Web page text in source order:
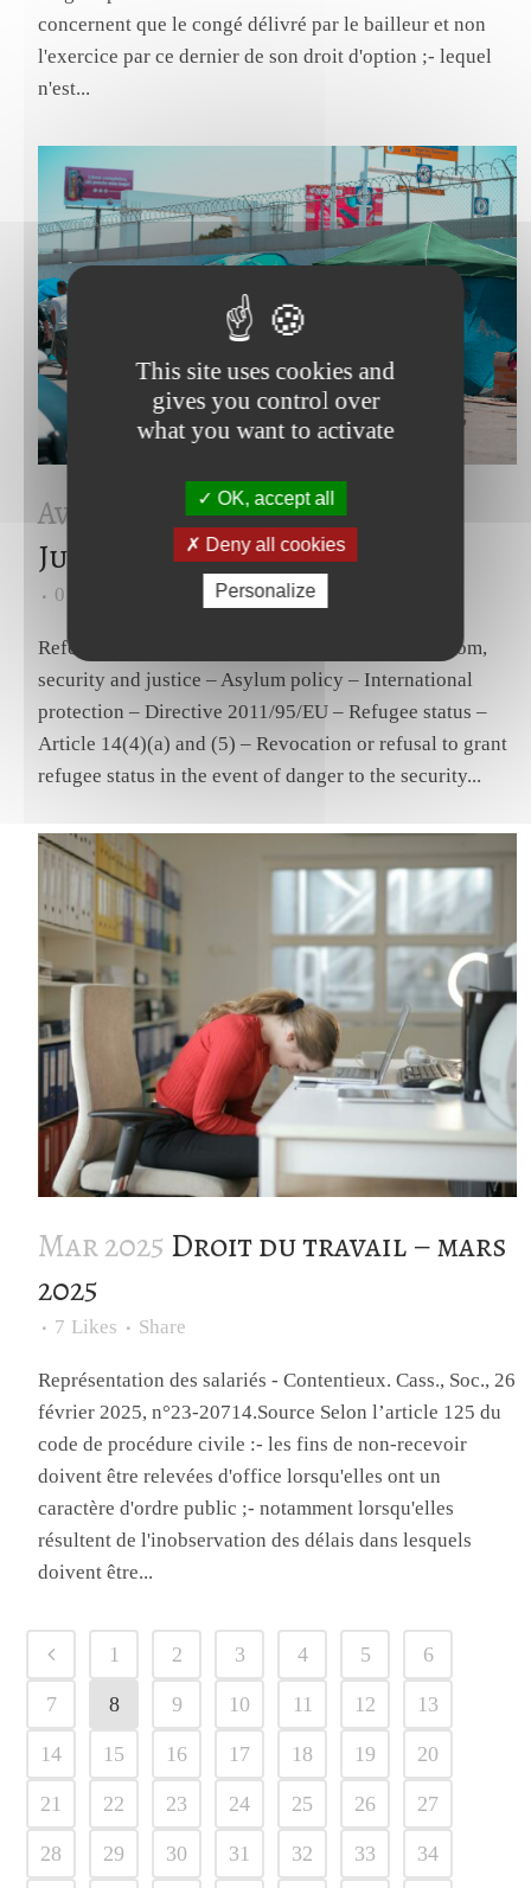
concernent que le congé délivré par le bailleur et non
l'exercice par ce dernier de son droit d'option ;- lequel
n'est...
Avr 2025
European Court of
Justice – april 2025
0
Reference for a preliminary ruling – Area of freedom,
security and justice – Asylum policy – International
protection – Directive 2011/95/EU – Refugee status –
Article 14(4)(a) and (5) – Revocation or refusal to grant
refugee status in the event of danger to the security...
Mar 2025 Droit du travail – mars
2025
7 Likes Share
Représentation des salariés - Contentieux. Cass., Soc., 26
février 2025, n°23-20714.Source Selon l’article 125 du
code de procédure civile :- les fins de non-recevoir
doivent être relevées d'office lorsqu'elles ont un
caractère d'ordre public ;- notamment lorsqu'elles
résultent de l'inobservation des délais dans lesquels
doivent être...
1 2 3 4 5 6
7 8 9 10 11 12 13
14 15 16 17 18 19 20
21 22 23 24 25 26 27
28 29 30 31 32 33 34
This site uses cookies and
gives you control over
what you want to activate
OK, accept all
Deny all cookies
Personalize